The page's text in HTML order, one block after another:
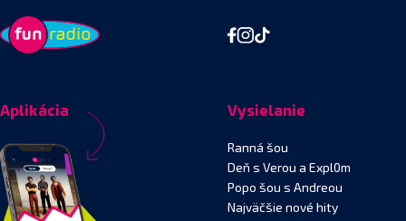
Aplikácia Vysielanie
Ranná šou
Deň s Verou a Expl0m
Popo šou s Andreou
Najväčšie nové hity